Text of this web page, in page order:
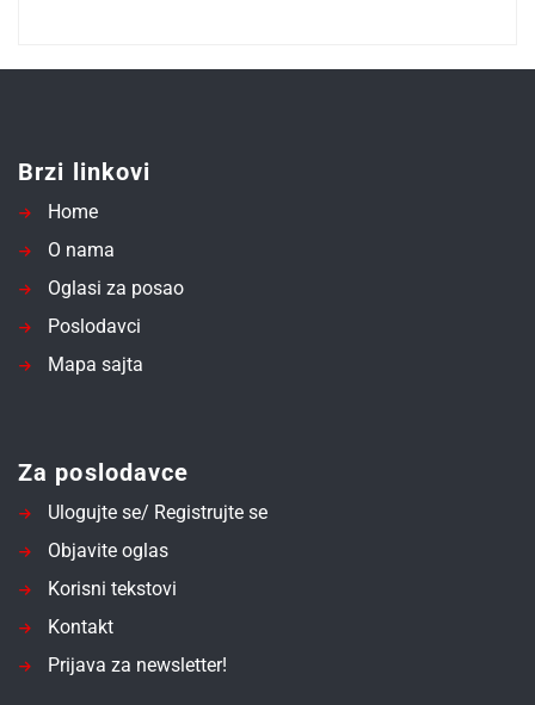
Brzi linkovi
Home
O nama
Oglasi za posao
Poslodavci
Mapa sajta
Za poslodavce
Ulogujte se/ Registrujte se
Objavite oglas
Korisni tekstovi
Kontakt
Prijava za newsletter!